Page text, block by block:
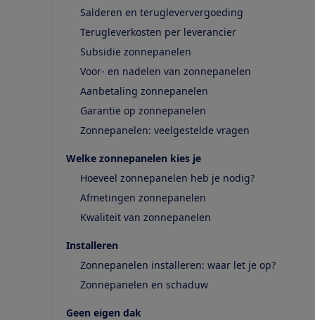
Salderen en terugleververgoeding
Terugleverkosten per leverancier
Subsidie zonnepanelen
Voor- en nadelen van zonnepanelen
Aanbetaling zonnepanelen
Garantie op zonnepanelen
Zonnepanelen: veelgestelde vragen
Welke zonnepanelen kies je
Hoeveel zonnepanelen heb je nodig?
Afmetingen zonnepanelen
Kwaliteit van zonnepanelen
Installeren
Zonnepanelen installeren: waar let je op?
Zonnepanelen en schaduw
Geen eigen dak